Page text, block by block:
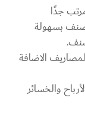
جدًا
بسهولة
الاضافة
والخسائر